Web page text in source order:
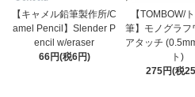
【キャメル鉛筆製作所/C
amel Pencil】Slender P
encil w/eraser
66円(税6円)
【TOMBOW/
筆】モノグラフ
アタッチ
ト)
275円(税